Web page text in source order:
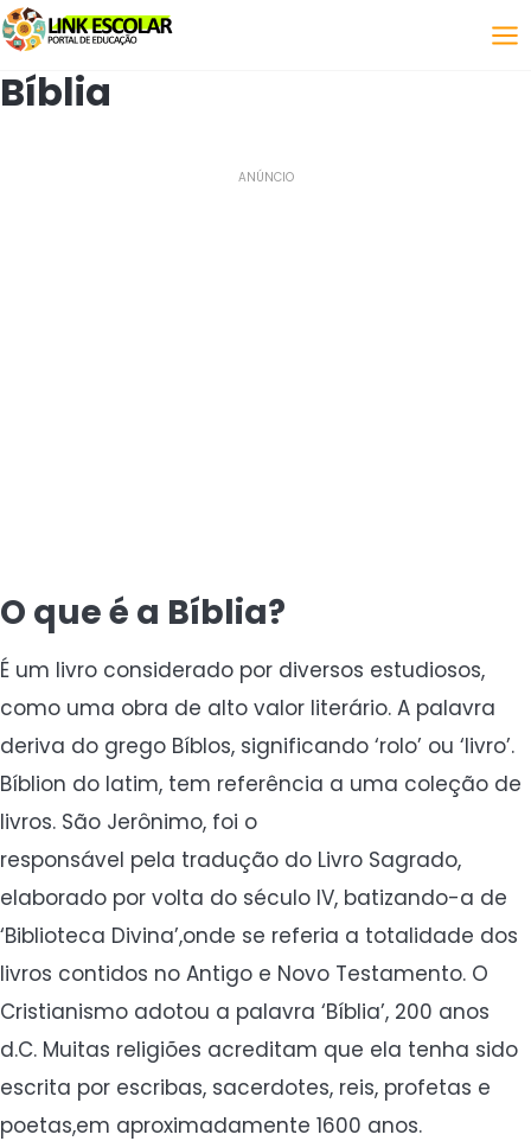
Link
Bíblia
ANÚNCIO
O que é a Bíblia?
É um livro considerado por diversos estudiosos,
como uma obra de alto valor literário. A palavra
deriva do grego Bíblos, significando ‘rolo’ ou ‘livro’.
Bíblion do latim, tem referência a uma coleção de
livros. São Jerônimo, foi o
responsável pela tradução do Livro Sagrado,
elaborado por volta do século IV, batizando-a de
‘Biblioteca Divina’,onde se referia a totalidade dos
livros contidos no Antigo e Novo Testamento. O
Cristianismo adotou a palavra ‘Bíblia’, 200 anos
d.C. Muitas religiões acreditam que ela tenha sido
escrita por escribas, sacerdotes, reis, profetas e
poetas,em aproximadamente 1600 anos.